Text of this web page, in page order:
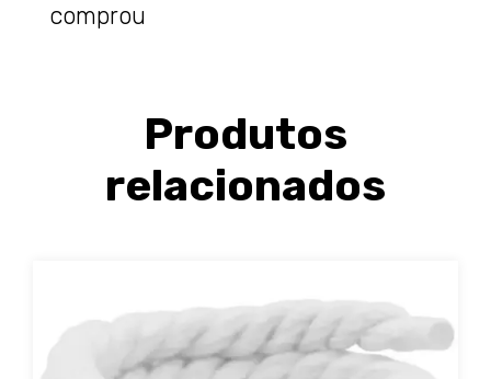
comprou
Produtos
relacionados